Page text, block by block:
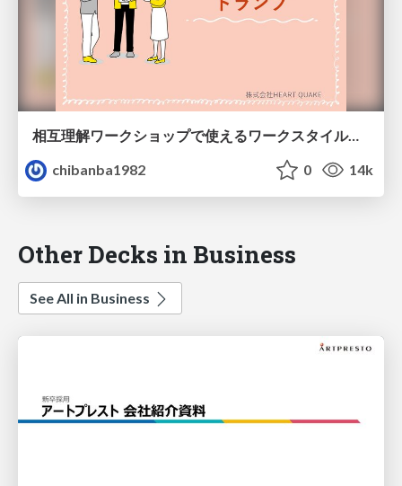
相互理解ワークショップで使えるワークスタイルトランプ
chibanba1982
0 14k
Other Decks in Business
See All in Business